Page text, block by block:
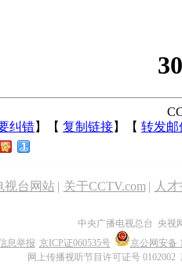
纠错】【 复制链接】【 转发邮
视台网站 | 关于CCTV.com | 人
中央广播电视总台 央视
息举报 京ICP证060535号
京公网安备
网上传播视听节目许可证号 0102002